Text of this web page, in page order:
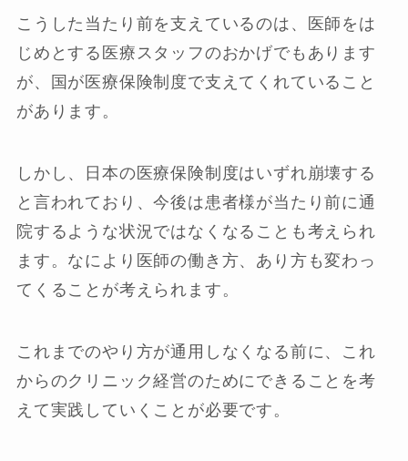
こうした当たり前を支えているのは、医師をは
じめとする医療スタッフのおかげでもあります
が、国が医療保険制度で支えてくれていること
があります。
しかし、日本の医療保険制度はいずれ崩壊する
と言われており、今後は患者様が当たり前に通
院するような状況ではなくなることも考えられ
ます。なにより医師の働き方、あり方も変わっ
てくることが考えられます。
これまでのやり方が通用しなくなる前に、これ
からのクリニック経営のためにできることを考
えて実践していくことが必要です。